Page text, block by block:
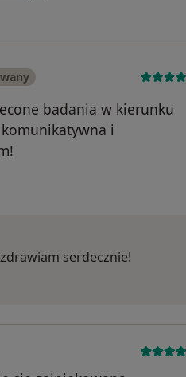
badania w kierunku
i
mama
serdecznie!